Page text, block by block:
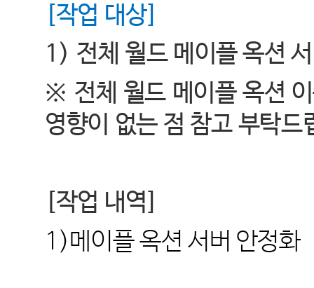
작업 대상]
1) 전체 월드 메이플 옥션
※ 전체 월드 메이플 옥션
영향이 없는 점 참고 부탁드
작업 내역
1)메이플 옥션 서버 안정화